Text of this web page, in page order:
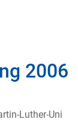
2006
Luther-Uni